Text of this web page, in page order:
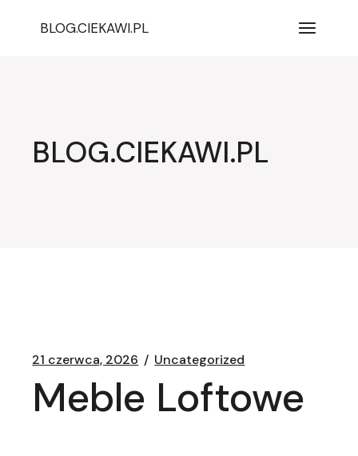
BLOG.CIEKAWI.PL
BLOG.CIEKAWI.PL
21 czerwca, 2026 Uncategorized
Meble Loftowe